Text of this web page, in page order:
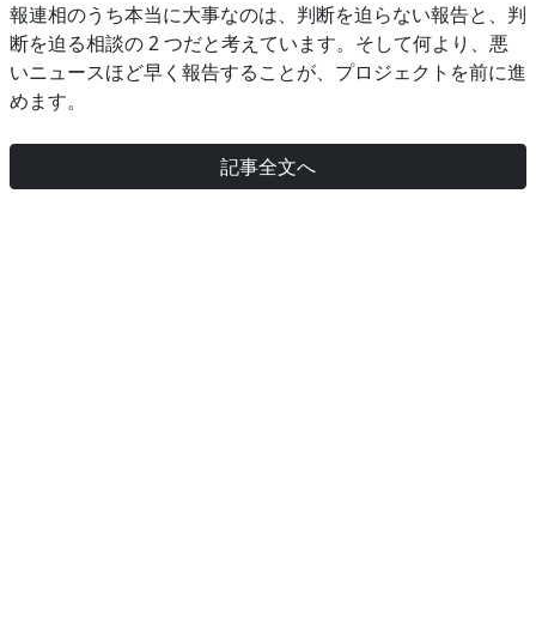
報連相のうち本当に大事なのは、判断を迫らない報告と、判
断を迫る相談の 2 つだと考えています。そして何より、悪
いニュースほど早く報告することが、プロジェクトを前に進
めます。
記事全文へ